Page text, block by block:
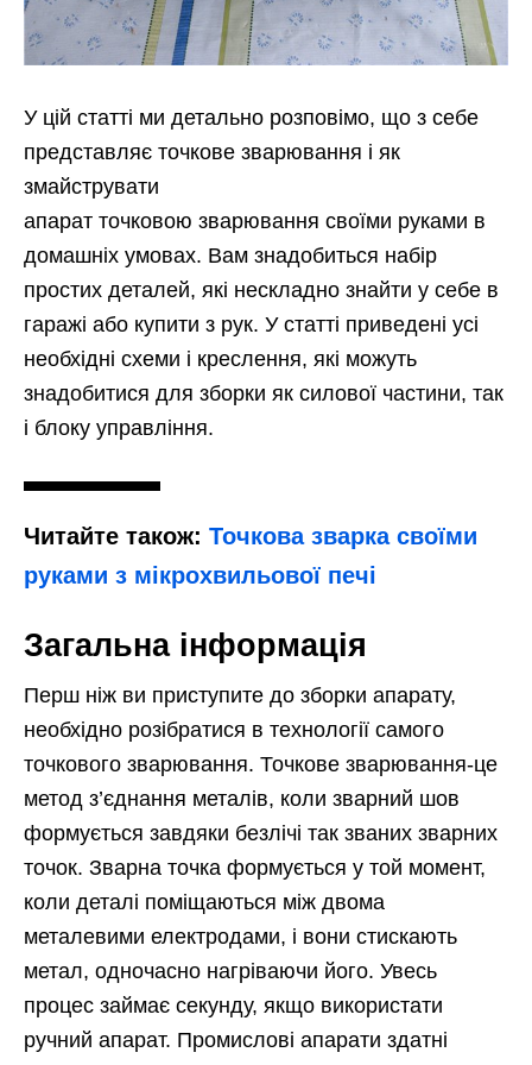
У цій статті ми детально розповімо, що з себе
представляє точкове зварювання і як
змайструвати
апарат точковою зварювання своїми руками в
домашніх умовах. Вам знадобиться набір
простих деталей, які нескладно знайти у себе в
гаражі або купити з рук. У статті приведені усі
необхідні схеми і креслення, які можуть
знадобитися для зборки як силової частини, так
і блоку управління.
Читайте також: Точкова зварка своїми
руками з мікрохвильової печі
Загальна інформація
Перш ніж ви приступите до зборки апарату,
необхідно розібратися в технології самого
точкового зварювання. Точкове зварювання-це
метод з’єднання металів, коли зварний шов
формується завдяки безлічі так званих зварних
точок. Зварна точка формується у той момент,
коли деталі поміщаються між двома
металевими електродами, і вони стискають
метал, одночасно нагріваючи його. Увесь
процес займає секунду, якщо використати
ручний апарат. Промислові апарати здатні